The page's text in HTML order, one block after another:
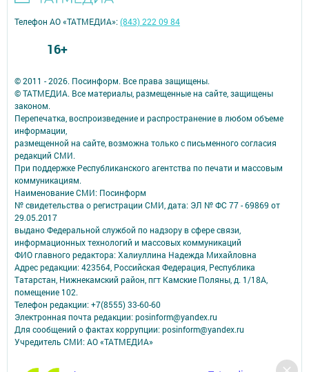
© 2011 - 2026. Посинформ. Все права защищены.
© ТАТМЕДИА. Все материалы, размещенные на сайте, защищены
законом.
Перепечатка, воспроизведение и распространение в любом объеме
информации,
размещенной на сайте, возможна только с письменного согласия
редакций СМИ.
При поддержке Республиканского агентства по печати и массовым
коммуникациям.
Наименование СМИ: Посинформ
№ свидетельства о регистрации СМИ, дата: ЭЛ № ФС 77 - 69869 от
29.05.2017
выдано Федеральной службой по надзору в сфере связи,
информационных технологий и массовых коммуникаций
ФИО главного редактора: Халиуллина Надежда Михайловна
Адрес редакции: 423564, Российская Федерация, Республика
Татарстан, Нижнекамский район, пгт Камские Поляны, д. 1/18А,
помещение 102.
Телефон редакции: +7(8555) 33-60-60
Электронная почта редакции: posinform@yandex.ru
Для сообщений о фактах коррупции: posinform@yandex.ru
Учредитель СМИ: АО «ТАТМЕДИА»
Антикоррупционная политика
Телефон АО «ТАТМЕДИА»:(843) 222 09 84
16+